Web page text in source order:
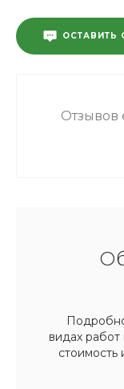
ОСТАВИТЬ
Отзывов
видах работ
стоимость